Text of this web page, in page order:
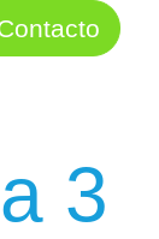
3